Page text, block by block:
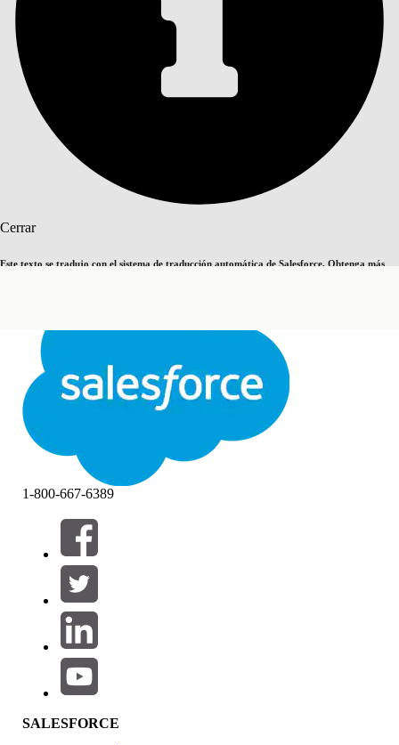
Cerrar
Este texto se tradujo con el sistema de traducción automática de Salesforce. Obtenga más
Cerrar Cerrar
Índice de materias
Buscar
Filtros (0)
SELECCIONAR FILTROS
Área de productos
Repercusión de función
1-800-667-6389
SALESFORCE